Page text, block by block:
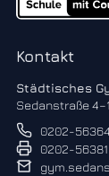
Kontakt
Städtisches
Sedanstraße
0202-
0202-